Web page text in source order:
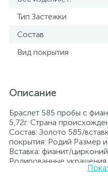
Тип Застежки
Состав
Вид покрытия
Описание
Браслет 585 пробы с
5,72г. Страна
Состав: Золото 585/
покрытия: Родий Размер
Вставка: фианит/
Родированные
первоначальное